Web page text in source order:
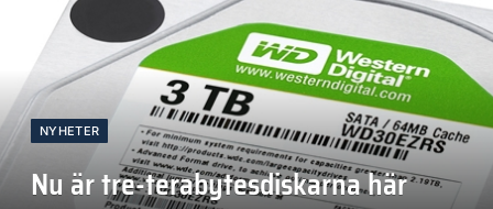
NYHETER
Nu är tre-terabytesdiskarna här